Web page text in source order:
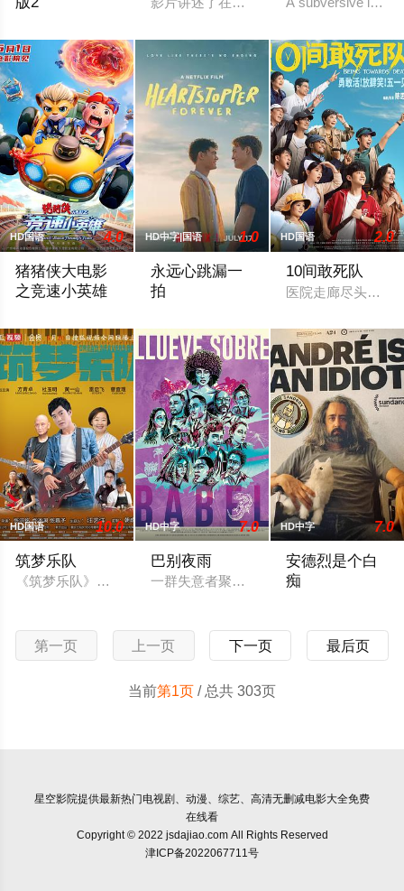
影片讲述了在宋末动荡的江湖中，断魂剑
A subversive love
HD国语 4.0
猪猪侠大电影
之竞速小英雄
HD中字|国语 1.0
永远心跳漏一
拍
HD国语 2.0
10间敢死队
医院走廊尽头的10
HD国语 10.0
筑梦乐队
《筑梦乐队》讲述喜欢音乐的张大山从小跟70岁的奶奶生活，
HD中字 7.0
巴别夜雨
一群失意者聚集在巴别塔——一家传奇的
HD中字 7.0
安德烈是个白
痴
第一页 上一页 下一页 最后页
当前第1页 / 总共 303页
星空影院提供最新热门电视剧、动漫、综艺、高清无删减电影大全免费
在线看
Copyright © 2022 jsdajiao.com All Rights Reserved
津ICP备2022067711号